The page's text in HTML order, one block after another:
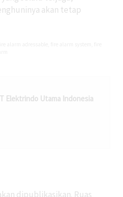
akan tetap
Elektrindo Utama Indonesia
dipublikasikan. Ruas